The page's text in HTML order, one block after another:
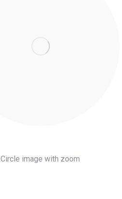
Circle image with zoom